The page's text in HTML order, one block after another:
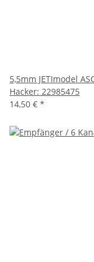
5,5mm JETImodel
Hacker: 22985475
14,50 € *